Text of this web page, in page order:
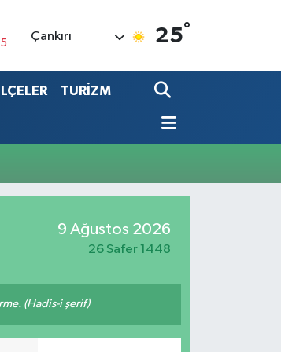
Çankırı 25°
İLÇELER TURİZM
9 Ağustos 2026
26 Safer 1448
(Hadis-i şerif)